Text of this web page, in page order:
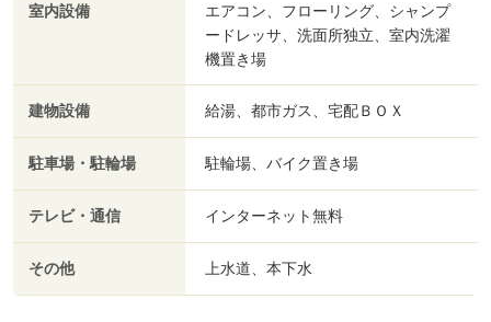
室内設備
エアコン、フローリング、シャンプ
ードレッサ、洗面所独立、室内洗濯
機置き場
建物設備 給湯、都市ガス、宅配ＢＯＸ
駐車場・駐輪場 駐輪場、バイク置き場
テレビ・通信 インターネット無料
その他 上水道、本下水